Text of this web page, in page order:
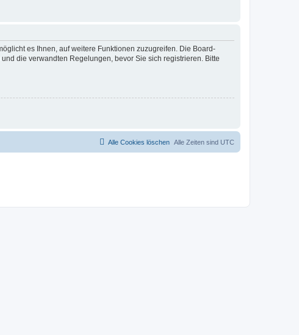
es Ihnen, auf weitere Funktionen zuzugreifen. Die Board-
die verwandten Regelungen, bevor Sie sich registrieren. Bitte
Alle Zeiten sind UTC
Alle Cookies löschen